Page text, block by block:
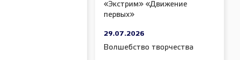
«Экстрим» «Движение
первых»
29.07.2026
Волшебство творчества